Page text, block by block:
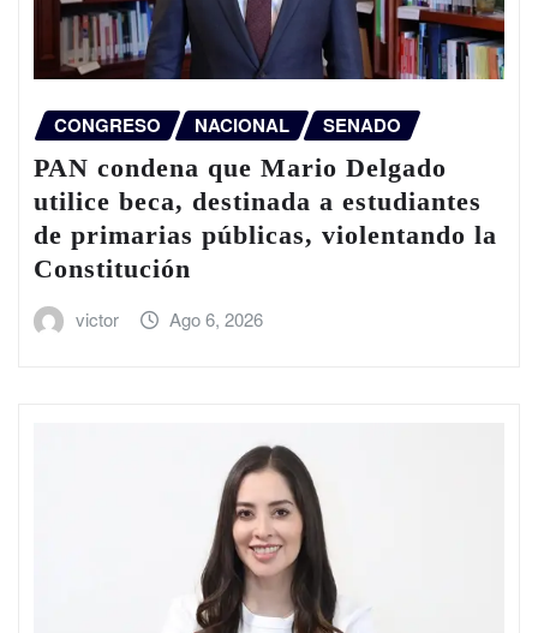
CONGRESO NACIONAL SENADO
PAN condena que Mario Delgado
utilice beca, destinada a estudiantes
de primarias públicas, violentando la
Constitución
victor Ago 6, 2026